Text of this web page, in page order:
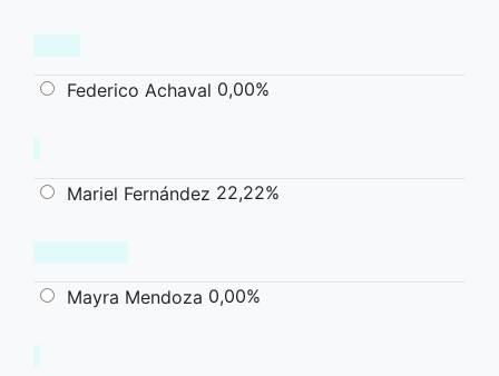
Federico Achaval 0,00%
Mariel Fernández 22,22%
Mayra Mendoza 0,00%